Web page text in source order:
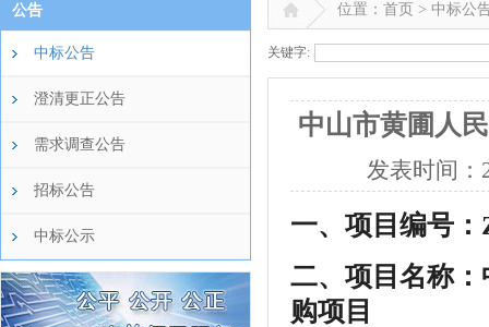
公告
中标公告
澄清更正公告
需求调查公告
招标公告
中标公示
位置：首页 > 中标公
关键字:
中山市黄圃人
发表时间：
一、项目编号：
二、项目名称：
购项目